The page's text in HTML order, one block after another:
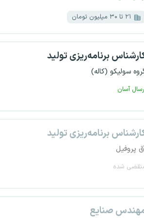
۲۱ تا ۳۰ میلیون تومان
برنامه‌ریزی تولید
سولیکو (کاله)
آسان
برنامه‌ریزی تولید
پروفیل
شده
صنایع